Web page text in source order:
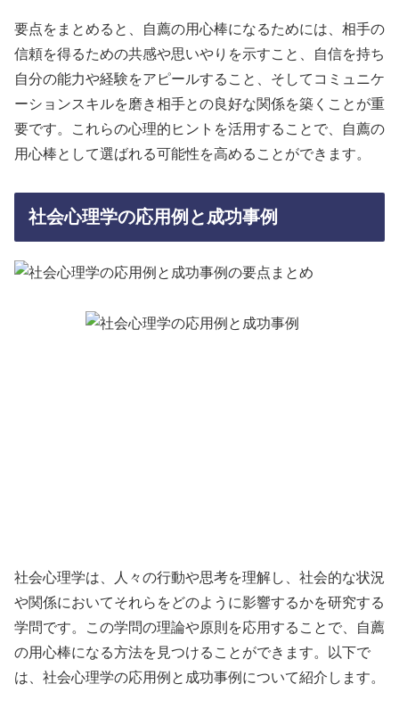
要点をまとめると、自薦の用心棒になるためには、相手の
信頼を得るための共感や思いやりを示すこと、自信を持ち
自分の能力や経験をアピールすること、そしてコミュニケ
ーションスキルを磨き相手との良好な関係を築くことが重
要です。これらの心理的ヒントを活用することで、自薦の
用心棒として選ばれる可能性を高めることができます。
社会心理学の応用例と成功事例
社会心理学は、人々の行動や思考を理解し、社会的な状況
や関係においてそれらをどのように影響するかを研究する
学問です。この学問の理論や原則を応用することで、自薦
の用心棒になる方法を見つけることができます。以下で
は、社会心理学の応用例と成功事例について紹介します。